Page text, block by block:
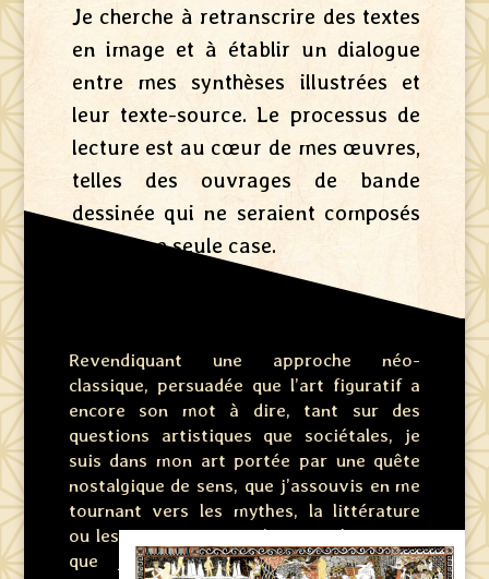
Je cherche à retranscrire des textes
en image et à établir un dialogue
entre mes synthèses illustrées et
leur texte-source. Le processus de
lecture est au cœur de mes œuvres,
telles des ouvrages de bande
dessinée qui ne seraient composés
que d’une seule case.
Revendiquant une approche néo-
classique, persuadée que l’art figuratif a
encore son mot à dire, tant sur des
questions artistiques que sociétales, je
suis dans mon art portée par une quête
nostalgique de sens, que j’assouvis en me
tournant vers les mythes, la littérature
ou les oiseaux. Bien qu’anciens, les sujets
que j’aborde dans mes illustrations